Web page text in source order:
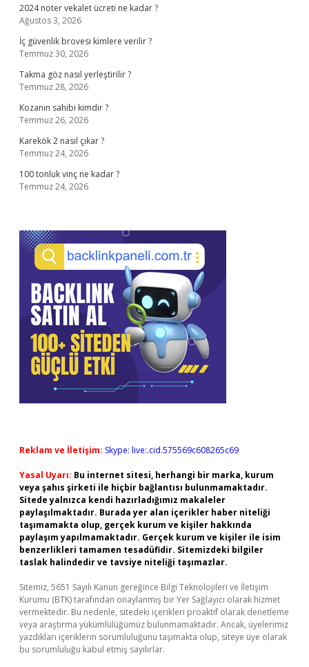
2024 noter vekalet ücreti ne kadar ?
Ağustos 3, 2026
İç güvenlik brovesi kimlere verilir ?
Temmuz 30, 2026
Takma göz nasıl yerleştirilir ?
Temmuz 28, 2026
Kozanın sahibi kimdir ?
Temmuz 26, 2026
Karekök 2 nasıl çıkar ?
Temmuz 24, 2026
100 tonluk vinç ne kadar ?
Temmuz 24, 2026
Reklam ve İletişim: Skype: live:.cid.575569c608265c69
Yasal Uyarı: Bu internet sitesi, herhangi bir marka, kurum
veya şahıs şirketi ile hiçbir bağlantısı bulunmamaktadır.
Sitede yalnızca kendi hazırladığımız makaleler
paylaşılmaktadır. Burada yer alan içerikler haber niteliği
taşımamakta olup, gerçek kurum ve kişiler hakkında
paylaşım yapılmamaktadır. Gerçek kurum ve kişiler ile isim
benzerlikleri tamamen tesadüfidir. Sitemizdeki bilgiler
taslak halindedir ve tavsiye niteliği taşımazlar.
Sitemiz, 5651 Sayılı Kanun gereğince Bilgi Teknolojileri ve İletişim
Kurumu (BTK) tarafından onaylanmış bir Yer Sağlayıcı olarak hizmet
vermektedir. Bu nedenle, sitedeki içerikleri proaktif olarak denetleme
veya araştırma yükümlülüğümüz bulunmamaktadır. Ancak, üyelerimiz
yazdıkları içeriklerin sorumluluğunu taşımakta olup, siteye üye olarak
bu sorumluluğu kabul etmiş sayılırlar.